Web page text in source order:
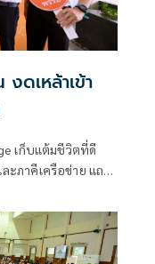
ดเหล้าเข้า
เก็บแต้มชีวิตที่ดี
ภาคีเครือข่าย แถลง